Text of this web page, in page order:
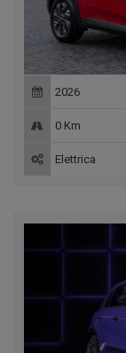
2026
0 Km
Elettrica